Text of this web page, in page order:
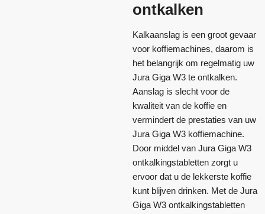
ontkalken
Kalkaanslag is een groot gevaar
voor koffiemachines, daarom is
het belangrijk om regelmatig uw
Jura Giga W3 te ontkalken.
Aanslag is slecht voor de
kwaliteit van de koffie en
vermindert de prestaties van uw
Jura Giga W3 koffiemachine.
Door middel van Jura Giga W3
ontkalkingstabletten zorgt u
ervoor dat u de lekkerste koffie
kunt blijven drinken. Met de Jura
Giga W3 ontkalkingstabletten